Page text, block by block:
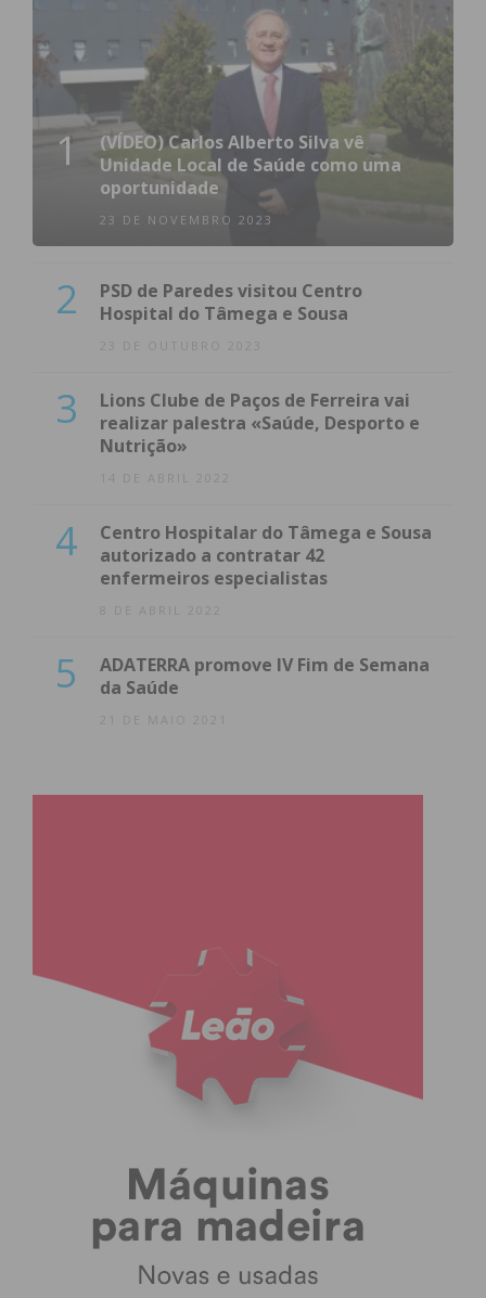
1
(VÍDEO) Carlos Alberto Silva vê
Unidade Local de Saúde como uma
oportunidade
23 DE NOVEMBRO 2023
2
PSD de Paredes visitou Centro
Hospital do Tâmega e Sousa
23 DE OUTUBRO 2023
3
Lions Clube de Paços de Ferreira vai
realizar palestra «Saúde, Desporto e
Nutrição»
14 DE ABRIL 2022
4
Centro Hospitalar do Tâmega e Sousa
autorizado a contratar 42
enfermeiros especialistas
8 DE ABRIL 2022
5
ADATERRA promove IV Fim de Semana
da Saúde
21 DE MAIO 2021